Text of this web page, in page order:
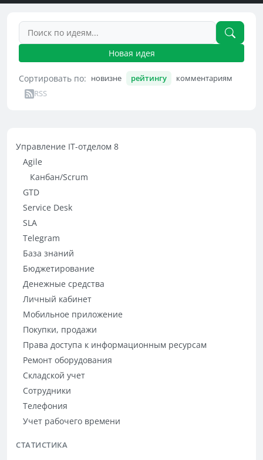
Новая идея
Сортировать по: новизне рейтингу
комментариям
RSS
Управление IT-отделом 8
Agile
Канбан/Scrum
GTD
Service Desk
SLA
Telegram
База знаний
Бюджетирование
Денежные средства
Личный кабинет
Мобильное приложение
Покупки, продажи
Права доступа к информационным ресурсам
Ремонт оборудования
Складской учет
Сотрудники
Телефония
Учет рабочего времени
СТАТИСТИКА